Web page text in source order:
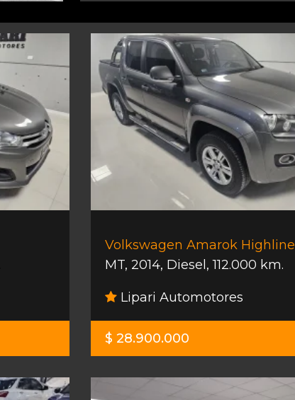
Volkswagen Amarok Highline
MT, 2014, Diesel ,112.000 km.
Lipari Automotores
$ 28.900.000